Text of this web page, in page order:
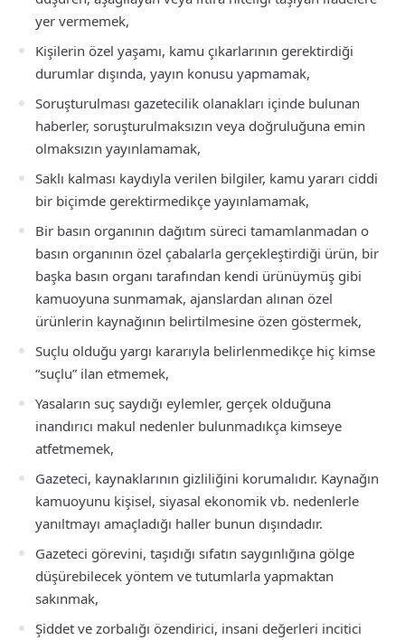
yer vermemek,
Kişilerin özel yaşamı, kamu çıkarlarının gerektirdiği
durumlar dışında, yayın konusu yapmamak,
Soruşturulması gazetecilik olanakları içinde bulunan
haberler, soruşturulmaksızın veya doğruluğuna emin
olmaksızın yayınlamamak,
Saklı kalması kaydıyla verilen bilgiler, kamu yararı ciddi
bir biçimde gerektirmedikçe yayınlamamak,
Bir basın organının dağıtım süreci tamamlanmadan o
basın organının özel çabalarla gerçekleştirdiği ürün, bir
başka basın organı tarafından kendi ürünüymüş gibi
kamuoyuna sunmamak, ajanslardan alınan özel
ürünlerin kaynağının belirtilmesine özen göstermek,
Suçlu olduğu yargı kararıyla belirlenmedikçe hiç kimse
“suçlu” ilan etmemek,
Yasaların suç saydığı eylemler, gerçek olduğuna
inandırıcı makul nedenler bulunmadıkça kimseye
atfetmemek,
Gazeteci, kaynaklarının gizliliğini korumalıdır. Kaynağın
kamuoyunu kişisel, siyasal ekonomik vb. nedenlerle
yanıltmayı amaçladığı haller bunun dışındadır.
Gazeteci görevini, taşıdığı sıfatın saygınlığına gölge
düşürebilecek yöntem ve tutumlarla yapmaktan
sakınmak,
Şiddet ve zorbalığı özendirici, insani değerleri incitici